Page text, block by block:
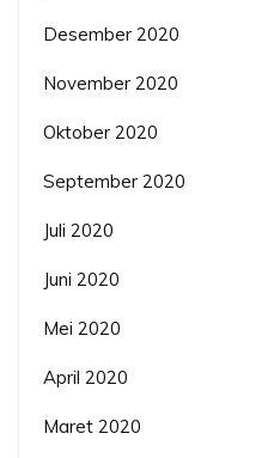
Desember 2020
November 2020
Oktober 2020
September 2020
Juli 2020
Juni 2020
Mei 2020
April 2020
Maret 2020